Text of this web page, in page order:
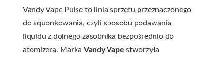
Vandy Vape Pulse to linia sprzętu przeznaczonego
do squonkowania, czyli sposobu podawania
liquidu z dolnego zasobnika bezpośrednio do
atomizera. Marka Vandy Vape stworzyła